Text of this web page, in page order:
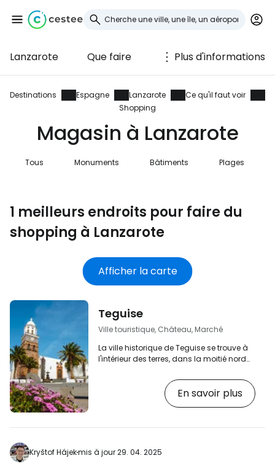
Lanzarote Que faire Plus d'informations
Destinations Espagne Lanzarote
Ce qu'il faut voir
Shopping
Magasin à Lanzarote
Tous Monuments Bâtiments Plages
1 meilleurs endroits pour faire du
shopping à Lanzarote
Afficher la carte
Teguise
Ville touristique, Château, Marché
La ville historique de Teguise se trouve à
l'intérieur des terres, dans la moitié nord
attractions touristiques. Teguise est
également l'une des plus anciennes villes
Canaries. Elle est située à un endroit
stratégique au milieu de l'île, assez loin…
En savoir plus
Kryštof Hájekmis à jour 29. 04. 2025
Se connecter à
Cestee
... la communauté mondiale des voyageurs
Continuer avec Google
Continuer avec Facebook
Poursuivre avec le courrier